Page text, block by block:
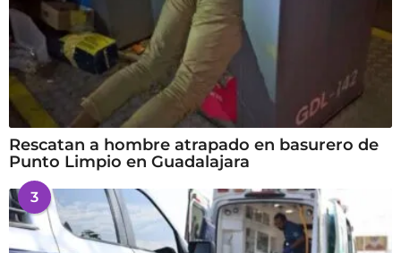
Rescatan a hombre atrapado en basurero de
Punto Limpio en Guadalajara
3